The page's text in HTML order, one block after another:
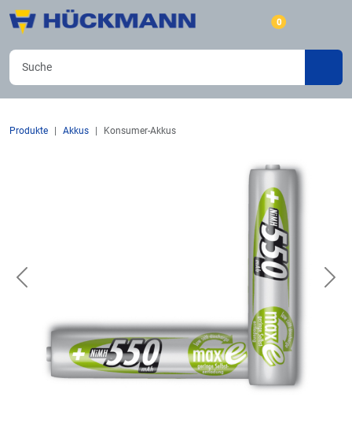
0
Produkte Akkus Konsumer-Akkus
Previous